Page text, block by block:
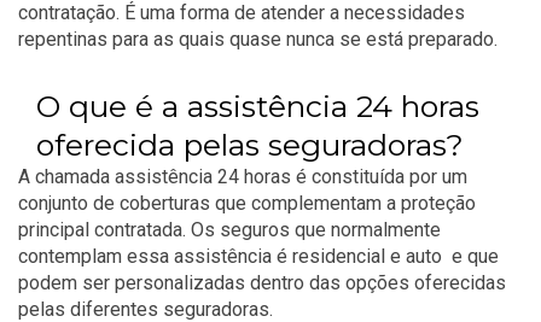
contratação. É uma forma de atender a necessidades
repentinas para as quais quase nunca se está preparado.
O que é a assistência 24 horas
oferecida pelas seguradoras?
A chamada assistência 24 horas é constituída por um
conjunto de coberturas que complementam a proteção
principal contratada. Os seguros que normalmente
contemplam essa assistência é residencial e auto e que
podem ser personalizadas dentro das opções oferecidas
pelas diferentes seguradoras.